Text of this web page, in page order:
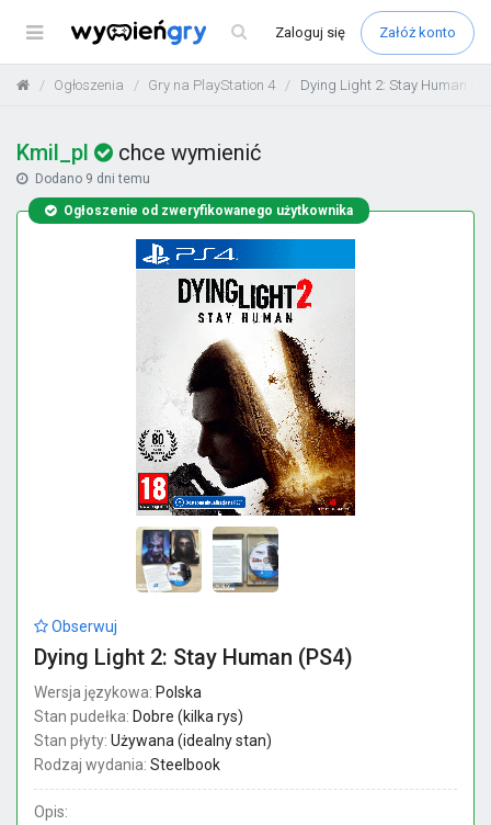
Menu Zaloguj się Załóż konto
Ogłoszenia Gry na PlayStation 4 Dying Light 2: Stay Human
Kmil_pl chce wymienić
Dodano 9 dni temu
Ogłoszenie od zweryfikowanego użytkownika
Obserwuj
Dying Light 2: Stay Human (PS4)
Wersja językowa: Polska
Stan pudełka: Dobre (kilka rys)
Stan płyty: Używana (idealny stan)
Rodzaj wydania: Steelbook
Opis: